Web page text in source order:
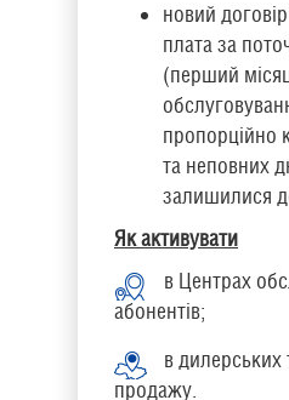
новий
плата за
(перший
пропорційно
та неповних
залишилися
Як активувати
в Центрах
абонентів;
в дилерських
продажу.